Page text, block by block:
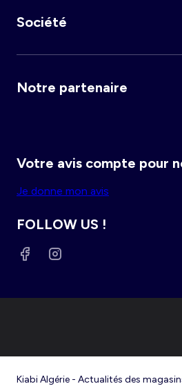
Grande taille femme
Société
Notre partenaire
Votre avis compte pour
Je donne mon avis
FOLLOW US !
Kiabi Algérie - Actualités des